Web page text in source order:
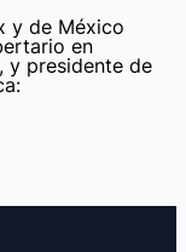
y de México
en
y presidente de